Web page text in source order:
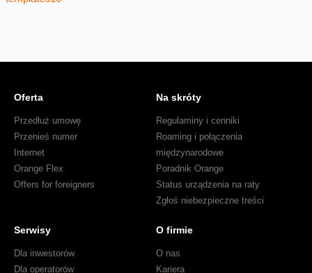
Oferta
Przedłuż umowę
Przenieś numer
Internet
Orange Flex
Offers for foreigners
Na skróty
Regulaminy i cenniki
Roaming i połączenia
międzynarodowe
Poradnik Orange
Status urządzenia na raty
Zgłoś niebezpieczne treści
Serwisy
Dla inwestorów
Dla operatorów
O firmie
O nas
Kariera